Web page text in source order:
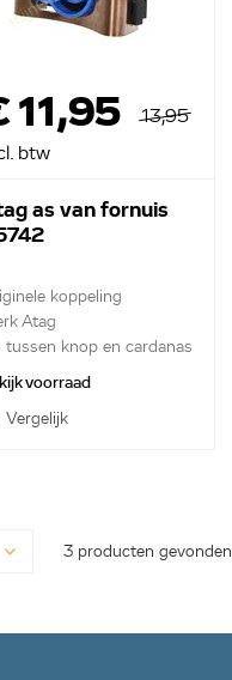
11,95
13,95
btw
as van fornuis
koppeling
Atag
tussen knop en cardanas
voorraad
Vergelijk
3 producten gevonden